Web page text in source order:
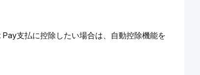
支払に控除したい場合は、自動控除機能を